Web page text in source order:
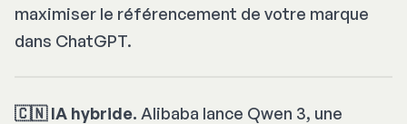
maximiser le référencement de votre marque
dans ChatGPT.
🇨🇳 IA hybride. Alibaba lance Qwen 3, une